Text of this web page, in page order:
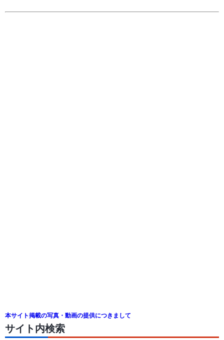
本サイト掲載の写真・動画の提供につきまして
サイト内検索